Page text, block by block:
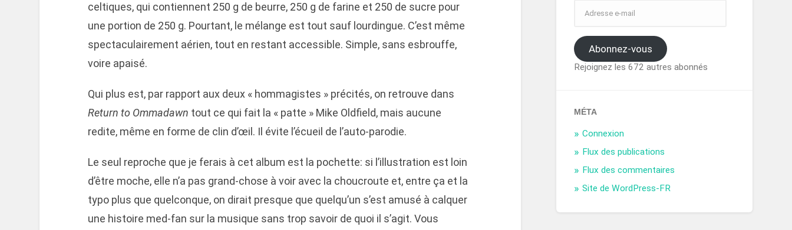
celtiques, qui contiennent 250 g de beurre, 250 g de farine et 250 de sucre pour
une portion de 250 g. Pourtant, le mélange est tout sauf lourdingue. C’est même
spectaculairement aérien, tout en restant accessible. Simple, sans esbrouffe,
voire apaisé.
Qui plus est, par rapport aux deux « hommagistes » précités, on retrouve dans
Return to Ommadawn tout ce qui fait la « patte » Mike Oldfield, mais aucune
redite, même en forme de clin d’œil. Il évite l’écueil de l’auto-parodie.
Le seul reproche que je ferais à cet album est la pochette: si l’illustration est loin
d’être moche, elle n’a pas grand-chose à voir avec la choucroute et, entre ça et la
typo plus que quelconque, on dirait presque que quelqu’un s’est amusé à calquer
une histoire med-fan sur la musique sans trop savoir de quoi il s’agit. Vous
Abonnez-vous
Rejoignez les 672 autres abonnés
MÉTA
Connexion
Flux des publications
Flux des commentaires
Site de WordPress-FR